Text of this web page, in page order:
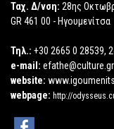
Ταχ. Δ/νση: 28ης
GR 461 00 - Ηγουμενίτσα
Τηλ.: +30 2665 0 28539,
e-mail: efathe@culture.gr
website:
webpage: http://